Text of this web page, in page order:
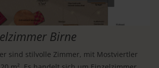
Birne
sind stilvolle Zimmer, mit Mostviertler